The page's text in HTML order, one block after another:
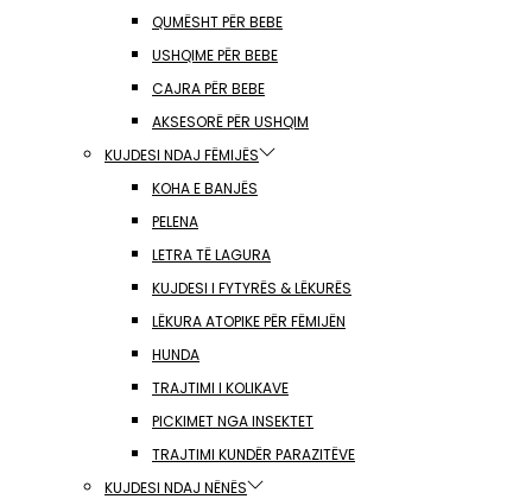
QUMËSHT PËR BEBE
USHQIME PËR BEBE
CAJRA PËR BEBE
AKSESORË PËR USHQIM
KUJDESI NDAJ FËMIJËS
KOHA E BANJËS
PELENA
LETRA TË LAGURA
KUJDESI I FYTYRËS & LËKURËS
LËKURA ATOPIKE PËR FËMIJËN
HUNDA
TRAJTIMI I KOLIKAVE
PICKIMET NGA INSEKTET
TRAJTIMI KUNDËR PARAZITËVE
KUJDESI NDAJ NËNËS